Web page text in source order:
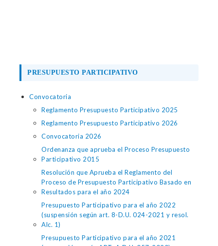
PRESUPUESTO PARTICIPATIVO
Convocatoria
Reglamento Presupuesto Participativo 2025
Reglamento Presupuesto Participativo 2026
Convocatoria 2026
Ordenanza que aprueba el Proceso Presupuesto
Participativo 2015
Resolución que Aprueba el Reglamento del
Proceso de Presupuesto Participativo Basado en
Resultados para el año 2024
Presupuesto Participativo para el año 2022
(suspensión según art. 8-D.U. 024-2021 y resol.
Alc. 1)
Presupuesto Participativo para el año 2021